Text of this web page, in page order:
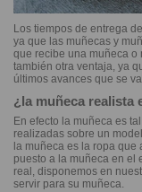
Los tiempos de entrega
ya que las muñecas y
que recibe una muñeca o
también otra ventaja, ya
últimos avances que se
¿la muñeca realista
En efecto la muñeca es
realizadas sobre un
la muñeca es la ropa
puesto a la muñeca en el
real, disponemos en
servir para su muñeca.